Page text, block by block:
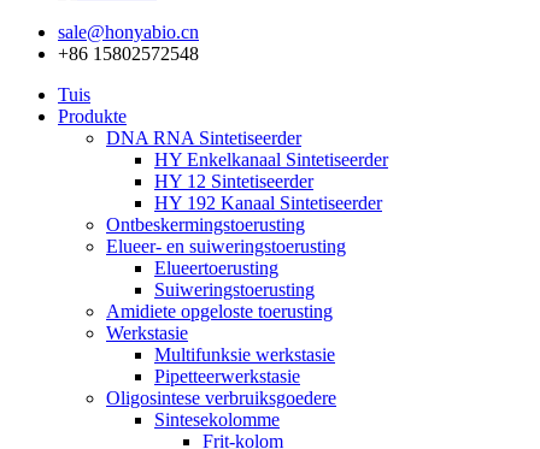
sale@honyabio.cn
+86 15802572548
Tuis
Produkte
DNA RNA Sintetiseerder
HY Enkelkanaal Sintetiseerder
HY 12 Sintetiseerder
HY 192 Kanaal Sintetiseerder
Ontbeskermingstoerusting
Elueer- en suiweringstoerusting
Elueertoerusting
Suiweringstoerusting
Amidiete opgeloste toerusting
Werkstasie
Multifunksie werkstasie
Pipetteerwerkstasie
Oligosintese verbruiksgoedere
Sintesekolomme
Frit-kolom